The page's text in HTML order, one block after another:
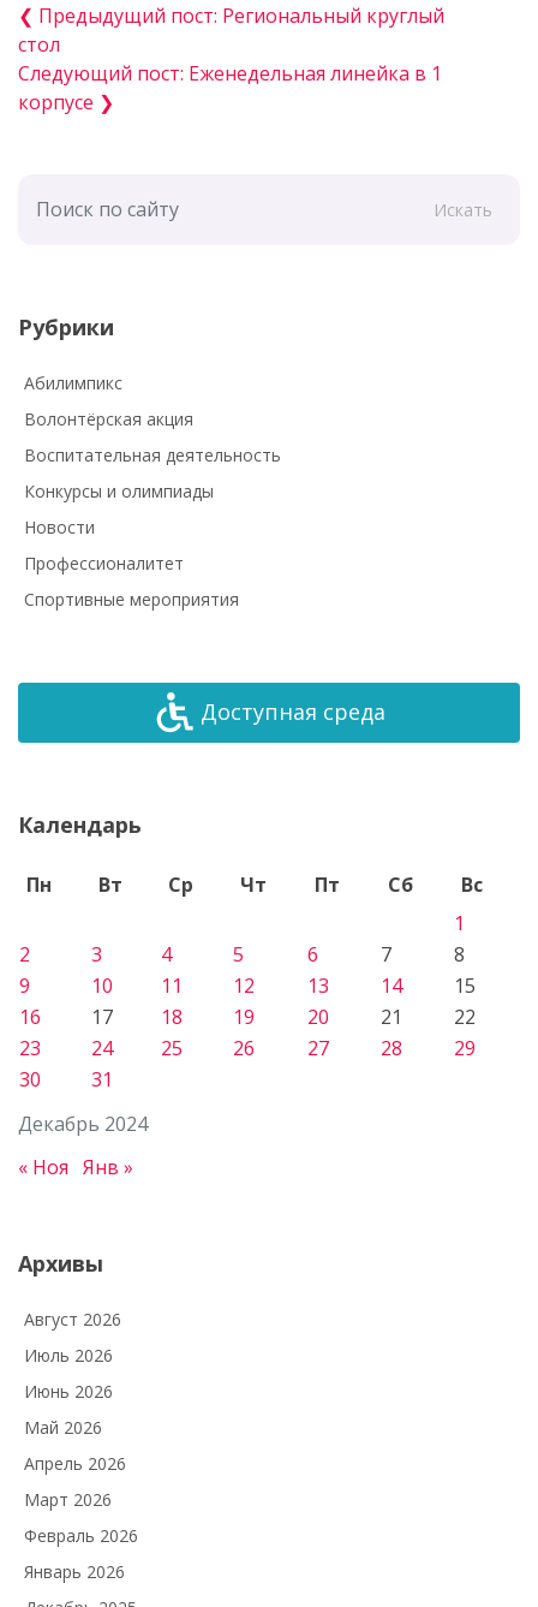
❮ Предыдущий пост: Региональный круглый
стол
Следующий пост: Еженедельная линейка в 1
корпусе ❯
Искать
Рубрики
Абилимпикс
Волонтёрская акция
Воспитательная деятельность
Конкурсы и олимпиады
Новости
Профессионалитет
Спортивные мероприятия
Доступная среда
Календарь
Декабрь 2024
Пн Вт Ср Чт Пт Сб
Вс
1
2
3 4 5 6 7
8
9
10 11 12 13 14
15
16
17 18 19 20 21
22
23
24 25 26 27 28
29
30
31
« Ноя Янв »
Архивы
Август 2026
Июль 2026
Июнь 2026
Май 2026
Апрель 2026
Март 2026
Февраль 2026
Январь 2026